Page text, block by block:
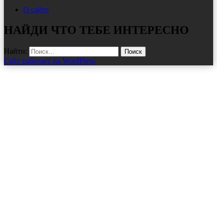
О сайте
НАЙДИ ЧТО ТЕБЕ ИНТЕРЕСНО
Найти:
Сайт работает на WordPress